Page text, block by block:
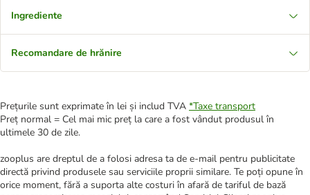
Ingrediente
Recomandare de hrănire
Prețurile sunt exprimate în lei și includ TVA *Taxe transport
Preț normal = Cel mai mic preț la care a fost vândut produsul în
ultimele 30 de zile.
zooplus are dreptul de a folosi adresa ta de e-mail pentru publicitate
directă privind produsele sau serviciile proprii similare. Te poți opune în
orice moment, fără a suporta alte costuri în afară de tariful de bază